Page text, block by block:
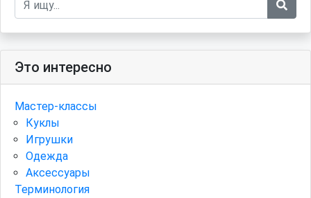
Это интересно
Мастер-классы
Куклы
Игрушки
Одежда
Аксессуары
Терминология